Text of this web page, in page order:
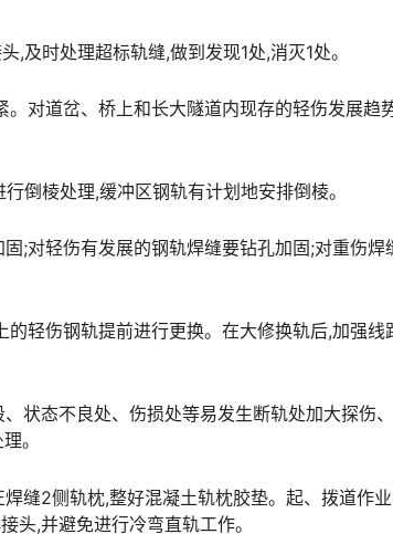
及时处理超标轨缝,做到发现1处,消灭1处。
对道岔、桥上和长大隧道内现存的轻伤发展趋
倒棱处理,缓冲区钢轨有计划地安排倒棱。
;对轻伤有发展的钢轨焊缝要钻孔加固;对重伤焊
轻伤钢轨提前进行更换。在大修换轨后,加强线
状态不良处、伤损处等易发生断轨处加大探伤
。󠅅󠅃󠄵󠅂󠄪󠇖󠆨󠆨󠇕󠆞󠆒󠅬󠇘󠆭󠆘󠇙󠆝󠅵󠇗󠆭󠆁󠄐󠇗󠅹󠅸󠇖󠆍󠅳󠇖󠅹󠅰󠇖󠆌󠅹
缝2侧轨枕,整好混凝土轨枕胶垫。起、拨道作
头,并避免进行冷弯直轨工作。󠅅󠅃󠄵󠅂󠄪󠇖󠆨󠆨󠇕󠆞󠆒󠅬󠇘󠆭󠆘󠇙󠆝󠅵󠇗󠆭󠆁󠄐󠇗󠅹󠅸󠇖󠆍󠅳󠇖󠅹󠅰󠇖󠆌󠅹